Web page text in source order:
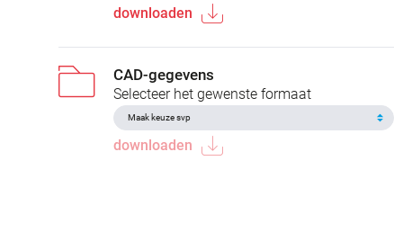
downloaden
CAD-gegevens
Selecteer het gewenste formaat
downloaden